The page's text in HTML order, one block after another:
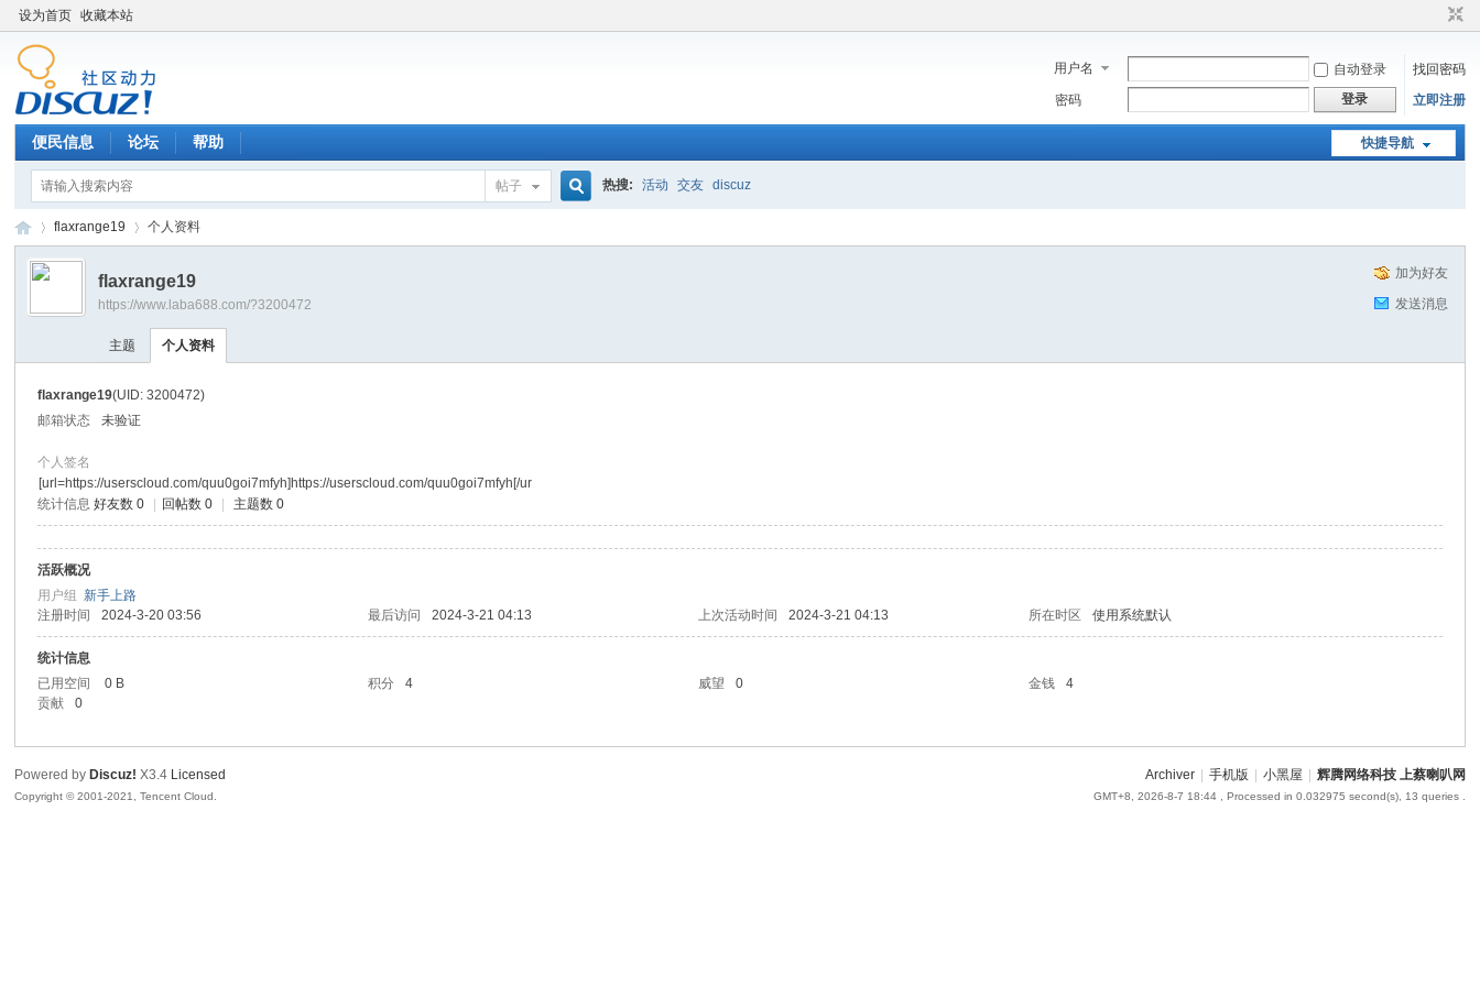
设为首页 收藏本站
用户名 自动登录
找回密码
密码
登录 立即注册
快捷导航
便民信息 论坛 帮助
帖子 热搜: 活动 交友 discuz
›
flaxrange19 个人资料
加为好友
发送消息
flaxrange19
https://www.laba688.com/?3200472
主题 个人资料
flaxrange19(UID: 3200472)
邮箱状态
未验证
个人签名
[url=https://userscloud.com/quu0goi7mfyh]https://userscloud.com/quu0goi7mfyh[/ur
统计信息 好友数 0 回帖数 0 主题数 0
活跃概况
用户组新手上路
注册时间
2024-3-20 03:56 最后访问 2024-3-21 04:13 上次活动时间 2024-3-21 04:13 所在时区 使用系统默认
统计信息
已用空间
0 B 积分 4 威望 0 金钱
4
贡献
0
Archiver 手机版 小黑屋 辉腾网络科技 上蔡喇叭网
GMT+8, 2026-8-7 18:44, Processed in 0.032975 second(s), 13 queries .
Powered by Discuz! X3.4 Licensed
Copyright © 2001-2021, Tencent Cloud.